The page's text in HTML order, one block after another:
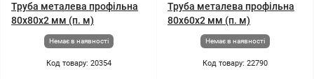
Труба металева профільна
80x80x2 мм (п. м)
Немає в наявності
Код товару: 20354
Труба металева профільна
80x60x2 мм (п. м)
Немає в наявності
Код товару: 22790